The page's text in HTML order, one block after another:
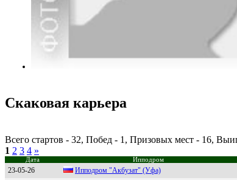
Скаковая карьера
Всего стартов - 32, Побед - 1, Призовых мест - 16,
1 2 3 4 »
Дата Ипподром
23-05-26 Ипподром "Акбузaт" (Уфa)